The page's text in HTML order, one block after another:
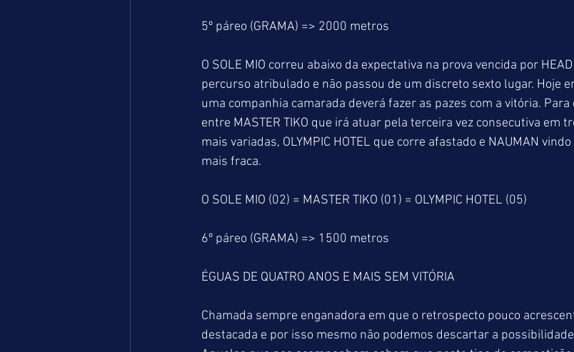
5º páreo (GRAMA) => 2000 metros
O SOLE MIO correu abaixo da expectativa na prova vencida por
percurso atribulado e não passou de um discreto sexto lugar. Hoje
uma companhia camarada deverá fazer as pazes com a vitória.
entre MASTER TIKO que irá atuar pela terceira vez consecutiva em
mais variadas, OLYMPIC HOTEL que corre afastado e NAUMAN
mais fraca.
O SOLE MIO (02) = MASTER TIKO (01) = OLYMPIC HOTEL (05)
6º páreo (GRAMA) => 1500 metros
ÉGUAS DE QUATRO ANOS E MAIS SEM VITÓRIA
Chamada sempre enganadora em que o retrospecto pouco
destacada e por isso mesmo não podemos descartar a